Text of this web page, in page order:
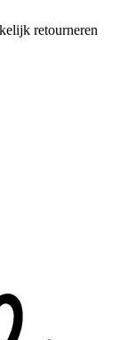
retourneren